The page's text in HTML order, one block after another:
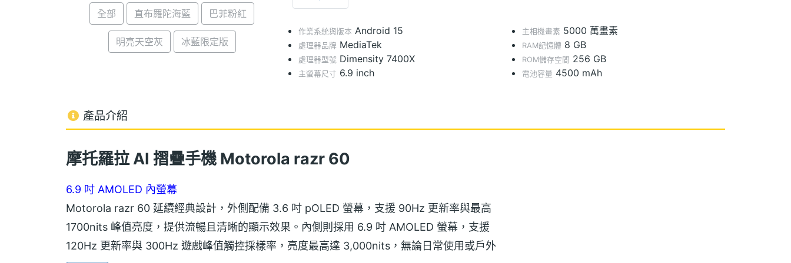
全部 直布羅陀海藍 巴菲粉紅
明亮天空灰 冰藍限定版
作業系統與版本 Android 15
處理器品牌 MediaTek
處理器型號 Dimensity 7400X
主螢幕尺寸 6.9 inch
主相機畫素 5000 萬畫素
RAM記憶體 8 GB
ROM儲存空間 256 GB
電池容量 4500 mAh
產品介紹
摩托羅拉 AI 摺疊手機 Motorola razr 60
6.9 吋 AMOLED 內螢幕
Motorola razr 60 延續經典設計，外側配備 3.6 吋 pOLED 螢幕，支援 90Hz 更新率與最高
1700nits 峰值亮度，提供流暢且清晰的顯示效果。內側則採用 6.9 吋 AMOLED 螢幕，支援
120Hz 更新率與 300Hz 遊戲峰值觸控採樣率，亮度最高達 3,000nits，無論日常使用或戶外